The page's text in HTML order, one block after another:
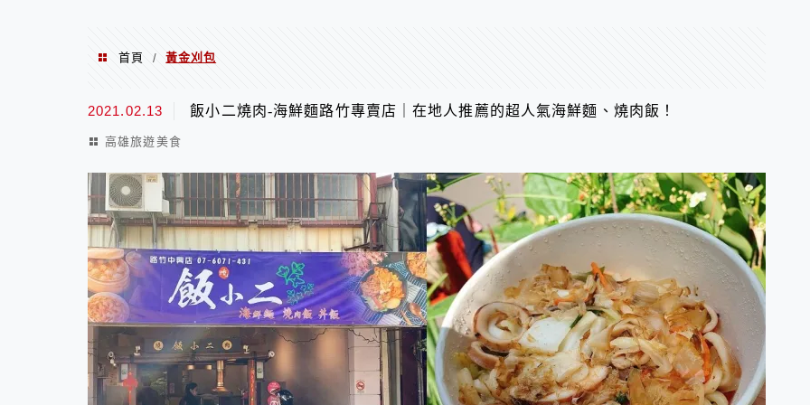
首頁 / 黃金刈包
黃金刈包
2021.02.13 飯小二燒肉-海鮮麵路竹專賣店｜在地人推薦的超人氣海鮮麵、燒肉飯！
高雄旅遊美食